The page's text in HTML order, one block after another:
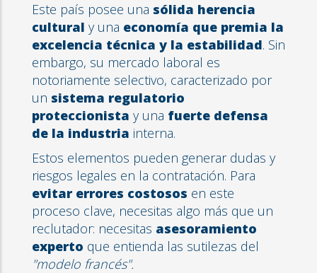
Este país posee una sólida herencia
cultural y una economía que premia la
excelencia técnica y la estabilidad. Sin
embargo, su mercado laboral es
notoriamente selectivo, caracterizado por
un sistema regulatorio
proteccionista y una fuerte defensa
de la industria interna.
Estos elementos pueden generar dudas y
riesgos legales en la contratación. Para
evitar errores costosos en este
proceso clave, necesitas algo más que un
reclutador: necesitas asesoramiento
experto que entienda las sutilezas del
"modelo francés".